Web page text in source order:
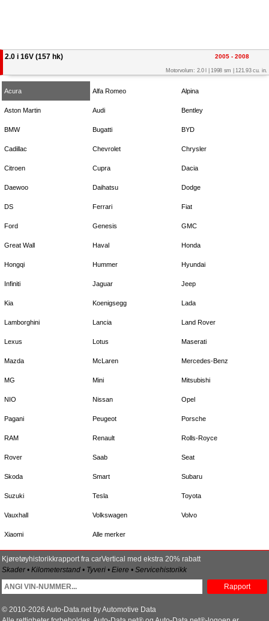
2.0 i 16V (157 hk) 2005 - 2008
Motorvolum: 2.0 l | 1998 sm | 121.93 cu. in.
Acura Alfa Romeo Alpina
Aston Martin Audi Bentley
BMW Bugatti BYD
Cadillac Chevrolet Chrysler
Citroen Cupra Dacia
Daewoo Daihatsu Dodge
DS Ferrari Fiat
Ford Genesis GMC
Great Wall Haval Honda
Hongqi Hummer Hyundai
Infiniti Jaguar Jeep
Kia Koenigsegg Lada
Lamborghini Lancia Land Rover
Lexus Lotus Maserati
Mazda McLaren Mercedes-Benz
MG Mini Mitsubishi
NIO Nissan Opel
Pagani Peugeot Porsche
RAM Renault Rolls-Royce
Rover Saab Seat
Skoda Smart Subaru
Suzuki Tesla Toyota
Vauxhall Volkswagen Volvo
Xiaomi Alle merker
Kjøretøyhistorikkrapport fra carVertical med ekstra 20% rabatt
Skader • Kilometerstand • Tyveri • Eiere • Servicehistorikk
Rapport
© 2010-2026 Auto-Data.net by Automotive Data